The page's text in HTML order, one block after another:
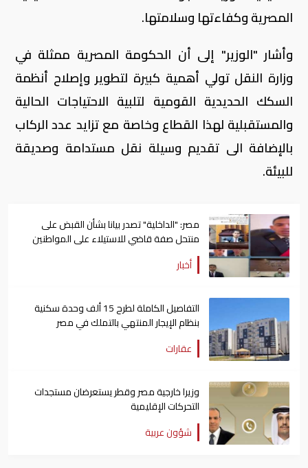
المصرية وكفاءتها وسلامتها.
وأشار "الوزير" إلى أن الحكومة المصرية ممثلة في
وزارة النقل تولي أهمية كبيرة لتطوير وإصلاح أنظمة
السكك الحديدية القومية لتلبية الاحتياجات الحالية
والمستقبلية لهذا القطاع وخاصة مع تزايد عدد الركاب
بالإضافة الى تقديم وسيلة نقل مستدامة وصديقة
للبيئة.
مصر: "الداخلية" تصدر بيانا بشأن القبض على
منتحل صفة قاضي للاستيلاء على المواطنين
أخبار
التفاصيل الكاملة لطرح 15 ألف وحدة سكنية
بنظام الإيجار المنتهي بالتملك في مصر
عقارات
وزيرا خارجية مصر وقطر يستعرضان مستجدات
التحركات الإقليمية
شؤون عربية